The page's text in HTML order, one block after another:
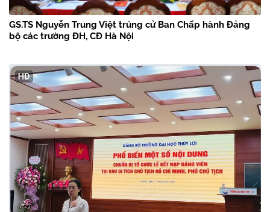
GS.TS Nguyễn Trung Việt trúng cử Ban Chấp hành Đảng
bộ các trường ĐH, CĐ Hà Nội